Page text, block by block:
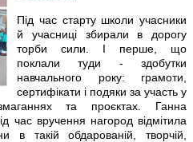
Під час старту школи учасники
й учасниці збирали в дорогу
торби сили. І перше, що
поклали туди - здобутки
навчального року: грамоти,
сертифікати і подяки за участь у
та проєктах. Ганна
час вручення нагород відмітила
в такій обдарованій, творчій,